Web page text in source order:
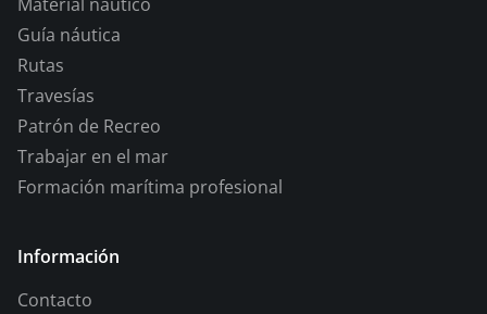
Guía náutica
Rutas
Travesías
Patrón de Recreo
Trabajar en el mar
Formación marítima profesional
Información
Contacto